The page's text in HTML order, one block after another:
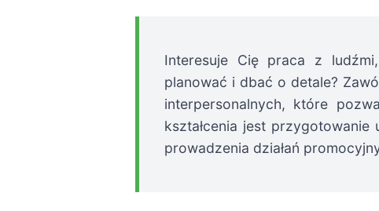
Interesuje Cię praca z
planować i dbać o detale?
interpersonalnych, które
kształcenia jest przygotowanie
prowadzenia działań